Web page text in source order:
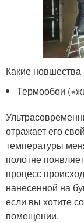
Какие
Термообои
отражает его
температуры
полотне
процесс
нанесенной на
если вы хотите
помещении.